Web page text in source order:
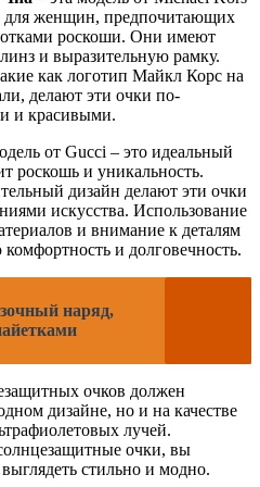
для женщин, предпочитающих
роскоши. Они имеют
и выразительную рамку.
как логотип Майкл Корс на
делают эти очки по-
и красивыми.
от Gucci – это идеальный
роскошь и уникальность.
дизайн делают эти очки
искусства. Использование
и внимание к деталям
и долговечность.
наряд,
очков должен
дизайне, но и на качестве
лучей.
очки, вы
стильно и модно.